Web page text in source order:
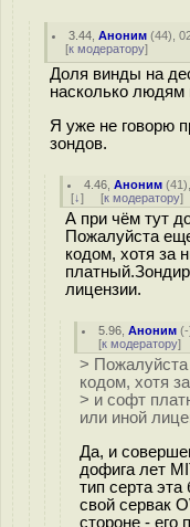
3.44 ,Аноним (44),
[к модератору]
Доля винды на
насколько людям
Я уже не говорю
зондов.
4.46 ,Аноним (41
[↓] [к модератору]
А при чём тут
Пожалуйста
кодом, хотя за
лицензии.
5.96 ,Аноним (-
[к модератору]
>
кодом, хотя
> и софт
или иной
Да, и
дофига лет
тип серта эта
свой сервак
стороне - его